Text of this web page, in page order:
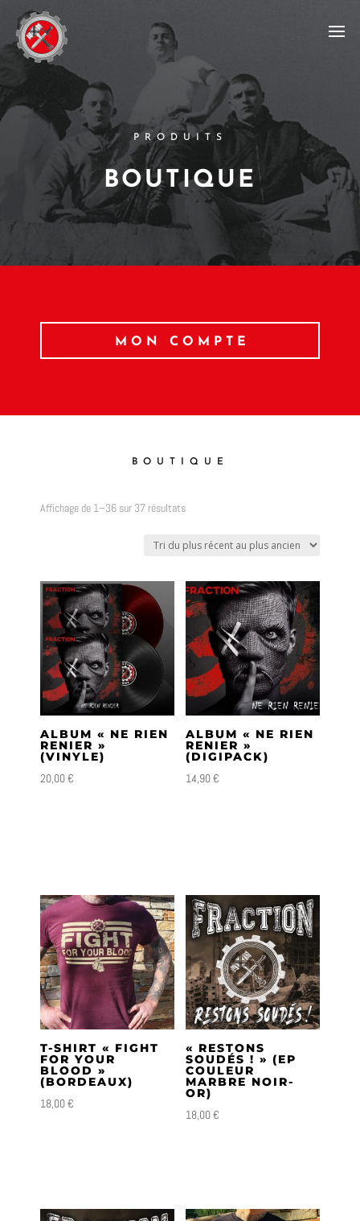
PRODUITS
BOUTIQUE
MON COMPTE
BOUTIQUE
Affichage de 1–36 sur 37 résultatsTrié
récent
plus
ancien
ALBUM « NE RIEN
RENIER »
(VINYLE)
20,00€
ALBUM « NE RIEN
RENIER »
(DIGIPACK)
14,90€
T-SHIRT « FIGHT
FOR YOUR
BLOOD »
(BORDEAUX)
18,00€
« RESTONS
SOUDÉS ! » (EP
COULEUR
MARBRE NOIR-
OR)
18,00€